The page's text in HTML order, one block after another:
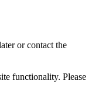
or contact the
functionality. Please